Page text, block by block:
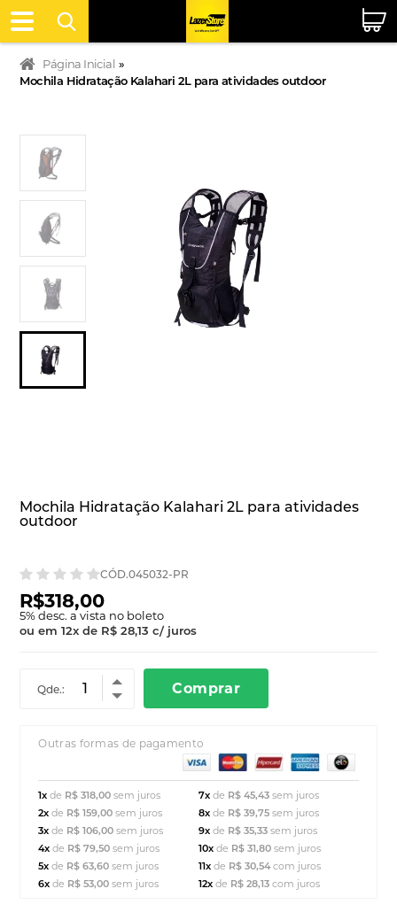
Página Inicial »
Mochila Hidratação Kalahari 2L para atividades outdoor
Mochila Hidratação Kalahari 2L para atividades
outdoor
CÓD.045032-PR
R$318,00
5% desc. a vista no boleto
ou em12x de R$ 28,13 c/ juros
Qde.: Comprar
Outras formas de pagamento
1xde R$ 318,00 sem juros
2xde R$ 159,00 sem juros
3xde R$ 106,00 sem juros
4xde R$ 79,50 sem juros
5xde R$ 63,60 sem juros
6xde R$ 53,00 sem juros
7x de R$ 45,43sem juros
8x de R$ 39,75sem juros
9x de R$ 35,33sem juros
10x de R$ 31,80sem juros
11x de R$ 30,54com juros
12x de R$ 28,13com juros